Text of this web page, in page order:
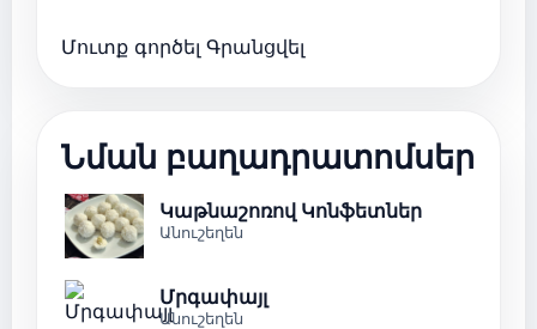
Մուտք գործել Գրանցվել
Նման բաղադրատոմսեր
Կաթնաշոռով Կոնֆետներ
Անուշեղեն
Մրգափայլ
Անուշեղեն